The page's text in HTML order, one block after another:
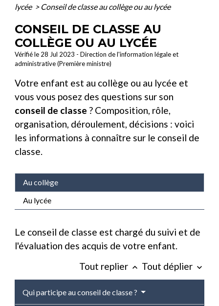
lycée > Conseil de classe au collège ou au lycée
CONSEIL DE CLASSE AU
COLLÈGE OU AU LYCÉE
Vérifié le 28 Jul 2023 - Direction de l'information légale et
administrative (Première ministre)
Votre enfant est au collège ou au lycée et
vous vous posez des questions sur son
conseil de classe ? Composition, rôle,
organisation, déroulement, décisions : voici
les informations à connaître sur le conseil de
classe.
Au collège
Au lycée
Le conseil de classe est chargé du suivi et de
l'évaluation des acquis de votre enfant.
Tout replier keyboard_arrow_up Tout déplier keyboard_arrow_down
Qui participe au conseil de classe ?